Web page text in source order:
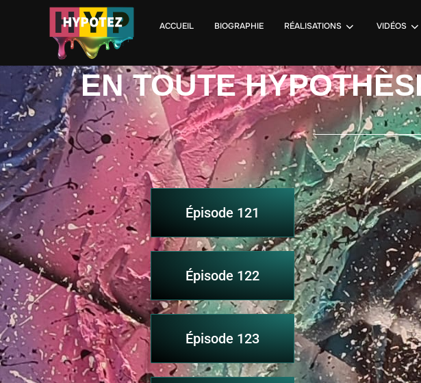
ACCUEIL BIOGRAPHIE RÉALISATIONS VIDÉOS
EN TOUTE
Épisode 121
Épisode 122
Épisode 123